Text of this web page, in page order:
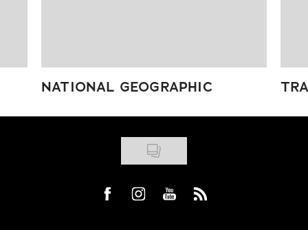
NATIONAL GEOGRAPHIC
Visit us on Facebook
Visit us on Instagram
Visit us on Youtube
Visit us on Rss